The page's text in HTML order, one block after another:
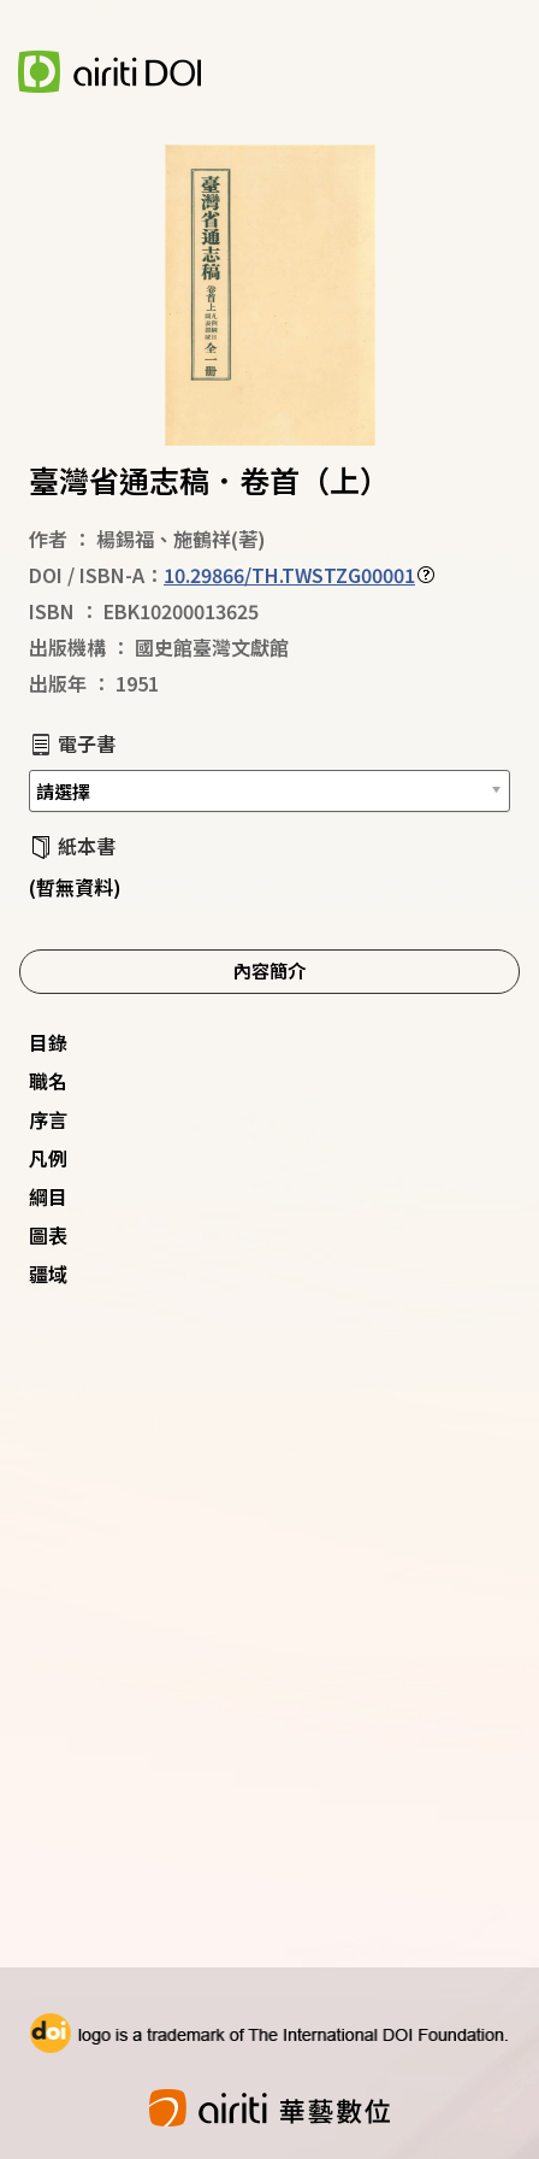
臺灣省通志稿．卷首（上）
作者 ： 楊錫福 、 施鶴祥(著)
DOI / ISBN-A： 10.29866/TH.TWSTZG00001
ISBN ： EBK10200013625
出版機構 ： 國史館臺灣文獻館
出版年 ： 1951
電子書
紙本書
(暫無資料)
內容簡介
目錄
職名
序言
凡例
綱目
圖表
疆域